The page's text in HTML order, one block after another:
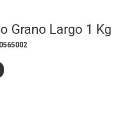
Grano Largo 1 Kg